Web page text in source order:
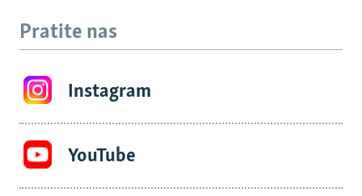
Pratite nas
Instagram
YouTube